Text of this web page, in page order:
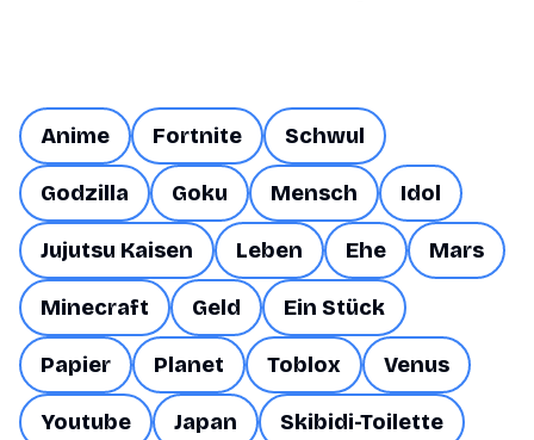
Anime Fortnite Schwul
Godzilla Goku Mensch Idol
Jujutsu Kaisen Leben Ehe Mars
Minecraft Geld Ein Stück
Papier Planet Toblox Venus
Youtube Japan Skibidi-Toilette